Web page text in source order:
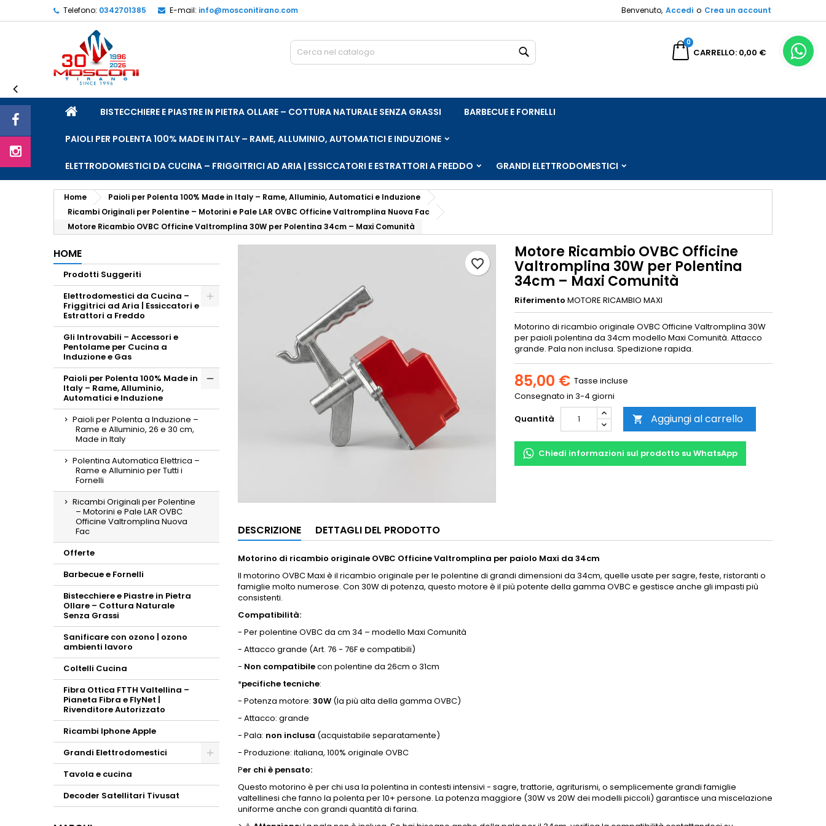
Telefono: 0342701385 E-mail: info@mosconitirano.com Benvenuto, Accedi o Crea un account
CARRELLO
0
0,00 €
HOMEBISTECCHIERE E PIASTRE IN PIETRA OLLARE – COTTURA NATURALE SENZA GRASSI BARBECUE E FORNELLI
PAIOLI PER POLENTA 100% MADE IN ITALY – RAME, ALLUMINIO, AUTOMATICI E INDUZIONE
ELETTRODOMESTICI DA CUCINA – FRIGGITRICI AD ARIA | ESSICCATORI E ESTRATTORI A FREDDO GRANDI ELETTRODOMESTICI
Home
Paioli per Polenta 100% Made in Italy – Rame, Alluminio, Automatici e Induzione
Ricambi Originali per Polentine – Motorini e Pale LAR OVBC Officine Valtromplina Nuova Fac
Motore Ricambio OVBC Officine Valtromplina 30W per Polentina 34cm – Maxi Comunità
HOME
Prodotti Suggeriti
Elettrodomestici da Cucina –
Friggitrici ad Aria | Essiccatori e
Estrattori a Freddo
Gli Introvabili – Accessori e
Pentolame per Cucina a
Induzione e Gas
Paioli per Polenta 100% Made in
Italy – Rame, Alluminio,
Automatici e Induzione
Paioli per Polenta a Induzione –
Rame e Alluminio, 26 e 30 cm,
Made in Italy
Polentina Automatica Elettrica –
Rame e Alluminio per Tutti i
Fornelli
Ricambi Originali per Polentine
– Motorini e Pale LAR OVBC
Officine Valtromplina Nuova
Fac
Offerte
Barbecue e Fornelli
Bistecchiere e Piastre in Pietra
Ollare – Cottura Naturale
Senza Grassi
Sanificare con ozono | ozono
ambienti lavoro
Coltelli Cucina
Fibra Ottica FTTH Valtellina –
Pianeta Fibra e FlyNet |
Rivenditore Autorizzato
Ricambi Iphone Apple
Grandi Elettrodomestici
Toggle
Tavola e cucina
Decoder Satellitari Tivusat
Motore Ricambio OVBC Officine
Valtromplina 30W per Polentina
34cm – Maxi Comunità
Riferimento MOTORE RICAMBIO MAXI
Motorino di ricambio originale OVBC Officine Valtromplina 30W
per paioli polentina da 34cm modello Maxi Comunità. Attacco
grande. Pala non inclusa. Spedizione rapida.
85,00 € Tasse incluse
Consegnato in 3-4 giorni
Quantità
 Aggiungi al carrello
favorite_border
Chiedi informazioni sul prodotto su WhatsApp
DESCRIZIONE DETTAGLI DEL PRODOTTO
Motorino di ricambio originale OVBC Officine Valtromplina per paiolo Maxi da 34cm
Il motorino OVBC Maxi è il ricambio originale per le polentine di grandi dimensioni da 34cm, quelle usate per sagre, feste, ristoranti o
famiglie molto numerose. Con 30W di potenza, questo motore è il più potente della gamma OVBC e gestisce anche gli impasti più
consistenti.
Compatibilità:
- Per polentine OVBC da cm 34 – modello Maxi Comunità
- Attacco grande (Art. 76 - 76F e compatibili)
- Non compatibilecon polentine da 26cm o 31cm
*pecifiche tecniche:
- Potenza motore: 30W (la più alta della gamma OVBC)
- Attacco: grande
- Pala: non inclusa (acquistabile separatamente)
- Produzione: italiana, 100% originale OVBC
Per chi è pensato:
Questo motorino è per chi usa la polentina in contesti intensivi - sagre, trattorie, agriturismi, o semplicemente grandi famiglie
valtellinesi che fanno la polenta per 10+ persone. La potenza maggiore (30W vs 20W dei modelli piccoli) garantisce una miscelazione
uniforme anche con grandi quantità di farina.
Le mie liste di desideri
Crea nuova lista
Crea lista dei desideri
Annulla
Accedi
Devi avere effettuato l'accesso per salvare dei prodotti nella tua lista
Annulla Accedi